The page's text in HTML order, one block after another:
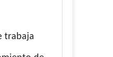
trabaja